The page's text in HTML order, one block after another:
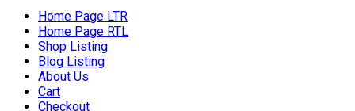
Home Page LTR
Home Page RTL
Shop Listing
Blog Listing
About Us
Cart
Checkout